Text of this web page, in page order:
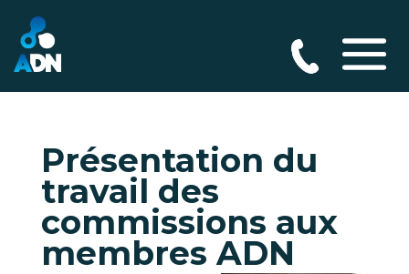
Présentation du
travail des
commissions aux
membres ADN